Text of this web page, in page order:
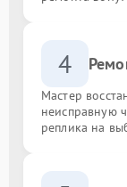
4
Мастер
неисправную
реплика на